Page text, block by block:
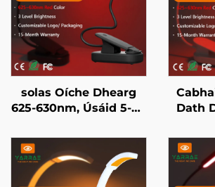
solas Oíche Dhearg
625-630nm, Úsáid 5-50
Socruithe Soiléir,
Luchdú Tapaidh USB 1-
Uair ar Chorp Eile
Dath
Gorm,